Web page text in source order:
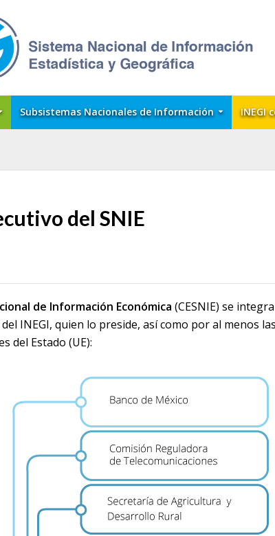
Subsistemas Nacionales de Información INEGI
del SNIE
de Información Económica (CESNIE) se
INEGI, quien lo preside, así como por al menos
del Estado (UE):